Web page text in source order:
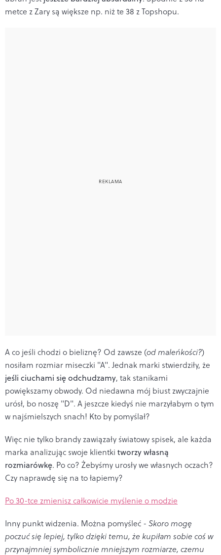
metce z Zary są większe np. niż te 38 z Topshopu.
A co jeśli chodzi o bieliznę? Od zawsze (od maleńkości?)
nosiłam rozmiar miseczki "A". Jednak marki stwierdziły, że
jeśli ciuchami się odchudzamy, tak stanikami
powiększamy obwody. Od niedawna mój biust zwyczajnie
urósł, bo noszę "D". A jeszcze kiedyś nie marzyłabym o tym
w najśmielszych snach! Kto by pomyślał?
Więc nie tylko brandy zawiązały światowy spisek, ale każda
marka analizując swoje klientki tworzy własną
rozmiarówkę. Po co? Żebyśmy urosły we własnych oczach?
Czy naprawdę się na to łapiemy?
Po 30-tce zmienisz całkowicie myślenie o modzie
Inny punkt widzenia. Można pomyśleć - Skoro mogę
poczuć się lepiej, tylko dzięki temu, że kupiłam sobie coś w
przynajmniej symbolicznie mniejszym rozmiarze, czemu